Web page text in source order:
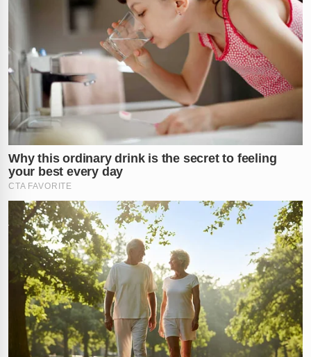
Muitos internautas se mostraram surpresos e
levantaram hipóteses sobre o que realmente
aconteceu.
O corpo foi encaminhado para exames em Paranaguá,
e a Polícia Civil do Paraná investiga o caso para
esclarecer a causa da morte.
O que você acha disso? Conta nos comentários! Marca
quem precisa saber dessa história misteriosa!